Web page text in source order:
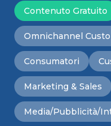
Contenuto Gratuito
Omnichannel
Consumatori
Marketing & Sales
Media/Pubblicità/